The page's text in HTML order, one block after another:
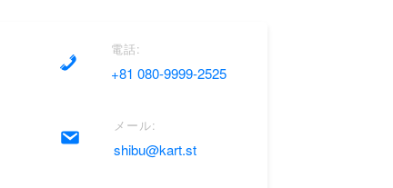
電話:
+81 080-9999-2525
メール:
shibu@kart.st